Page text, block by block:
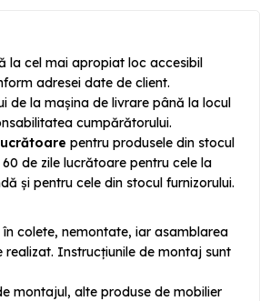
la cel mai apropiat loc accesibil
adresei date de client.
de la mașina de livrare până la locul
cumpărătorului.
pentru produsele din stocul
de zile lucrătoare pentru cele la
și pentru cele din stocul furnizorului.
în colete, nemontate, iar asamblarea
realizat. Instrucțiunile de montaj sunt
montajul, alte produse de mobilier